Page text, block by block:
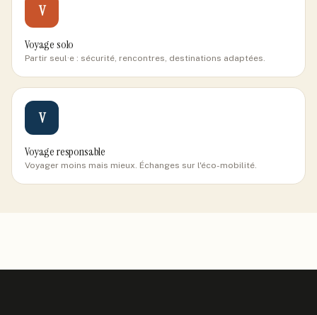
V
Voyage solo
Partir seul·e : sécurité, rencontres, destinations adaptées.
V
Voyage responsable
Voyager moins mais mieux. Échanges sur l'éco-mobilité.